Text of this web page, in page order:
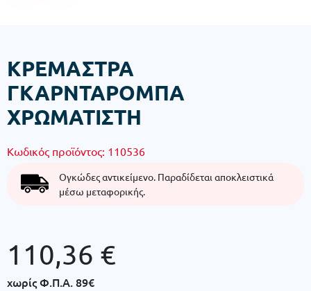
ΚΡΕΜΑΣΤΡΑ
ΓΚΑΡΝΤΑΡΟΜΠΑ
ΧΡΩΜΑΤΙΣΤΗ
Κωδικός προϊόντος: 110536
Ογκώδες αντικείμενο. Παραδίδεται αποκλειστικά
μέσω μεταφορικής.
110,36 €
χωρίς Φ.Π.Α.89€